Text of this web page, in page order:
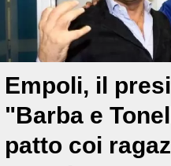
Empoli, il
"Barba e
patto coi